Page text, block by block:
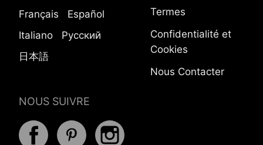
Français
Español
Italiano
Русский
日本語
NOUS SUIVRE
Termes
Confidentialité et
Cookies
Nous Contacter